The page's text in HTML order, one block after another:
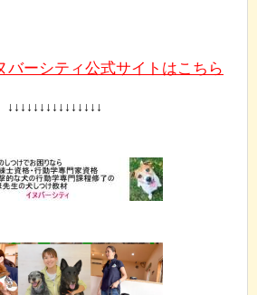
バーシティ公式サイトはこちら
↓↓↓↓↓↓↓↓↓↓↓↓↓↓↓